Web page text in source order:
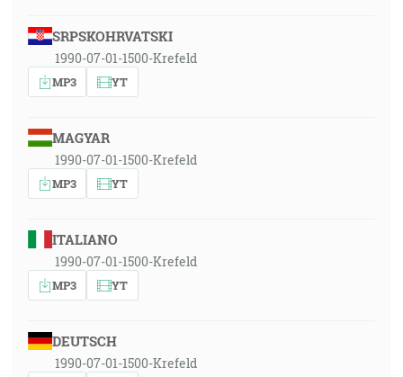
SRPSKOHRVATSKI
1990-07-01-1500-Krefeld
MP3 YT
MAGYAR
1990-07-01-1500-Krefeld
MP3 YT
ITALIANO
1990-07-01-1500-Krefeld
MP3 YT
DEUTSCH
1990-07-01-1500-Krefeld